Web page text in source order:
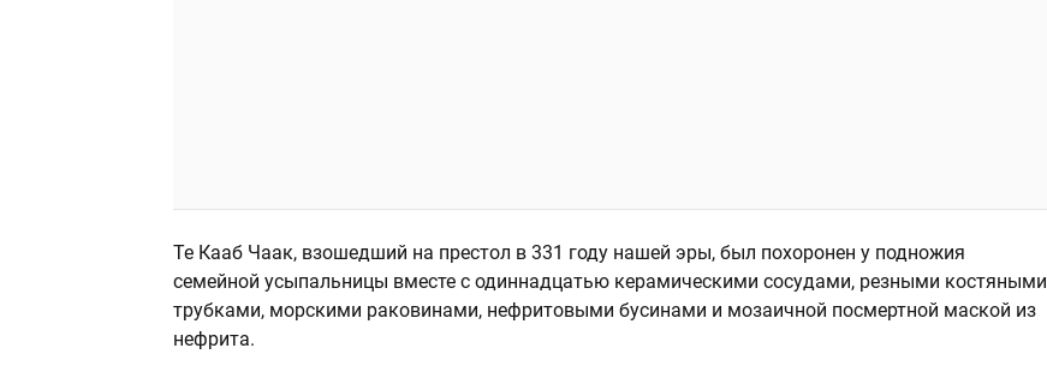
Те Кааб Чаак, взошедший на престол в 331 году нашей эры, был похоронен у подножия
семейной усыпальницы вместе с одиннадцатью керамическими сосудами, резными костяными
трубками, морскими раковинами, нефритовыми бусинами и мозаичной посмертной маской из
нефрита.